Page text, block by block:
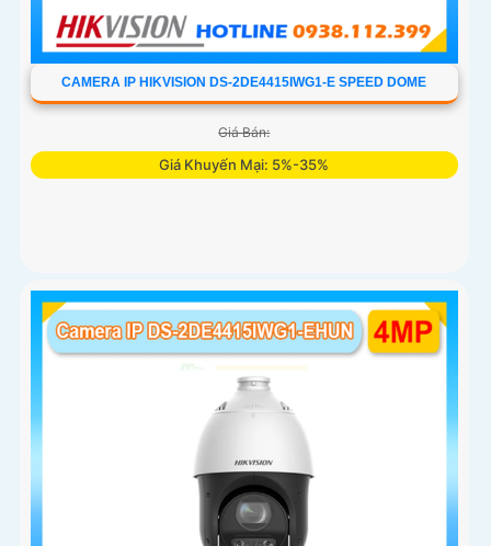
CAMERA IP HIKVISION DS-2DE4415IWG1-E SPEED DOME
Giá Bán:
Giá Khuyến Mại: 5%-35%